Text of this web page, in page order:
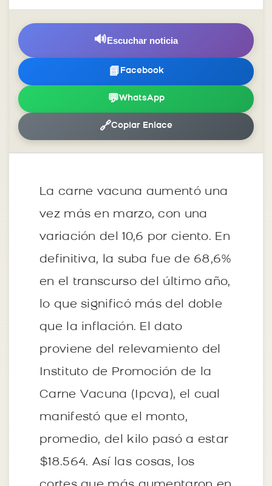
🔊Escuchar noticia
📘 Facebook
💬WhatsApp
🔗Copiar Enlace
La carne vacuna aumentó una
vez más en marzo, con una
variación del 10,6 por ciento. En
definitiva, la suba fue de 68,6%
en el transcurso del último año,
lo que significó más del doble
que la inflación. El dato
proviene del relevamiento del
Instituto de Promoción de la
Carne Vacuna (Ipcva), el cual
manifestó que el monto,
promedio, del kilo pasó a estar
$18.564. Así las cosas, los